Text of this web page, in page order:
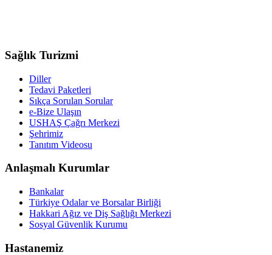
Sağlık Turizmi
Diller
Tedavi Paketleri
Sıkça Sorulan Sorular
e-Bize Ulaşın
USHAŞ Çağrı Merkezi
Şehrimiz
Tanıtım Videosu
Anlaşmalı Kurumlar
Bankalar
Türkiye Odalar ve Borsalar Birliği
Hakkari Ağız ve Diş Sağlığı Merkezi
Sosyal Güvenlik Kurumu
Hastanemiz